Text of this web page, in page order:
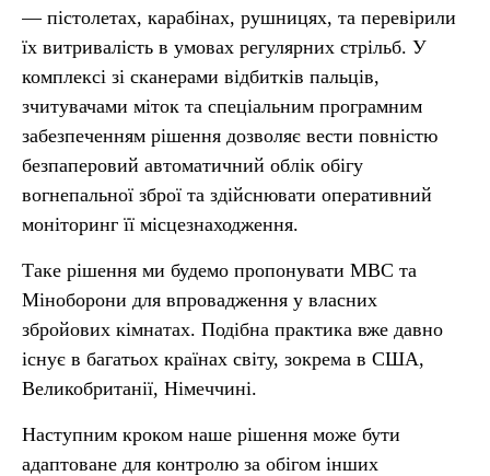
— пістолетах, карабінах, рушницях, та перевірили
їх витривалість в умовах регулярних стрільб. У
комплексі зі сканерами відбитків пальців,
зчитувачами міток та спеціальним програмним
забезпеченням рішення дозволяє вести повністю
безпаперовий автоматичний облік обігу
вогнепальної зброї та здійснювати оперативний
моніторинг її місцезнаходження.
Таке рішення ми будемо пропонувати МВС та
Міноборони для впровадження у власних
збройових кімнатах. Подібна практика вже давно
існує в багатьох країнах світу, зокрема в США,
Великобританії, Німеччині.
Наступним кроком наше рішення може бути
адаптоване для контролю за обігом інших